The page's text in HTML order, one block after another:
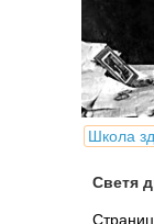
Школа
Светя